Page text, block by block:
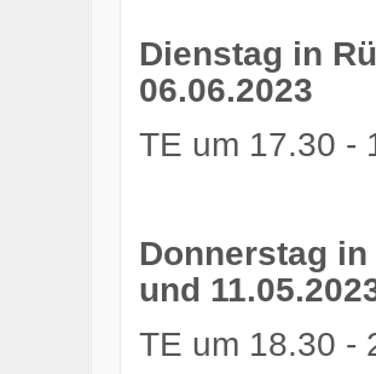
Dienstag in
06.06.2023
TE um 17.30 -
Donnerstag in
und
TE um 18.30 -